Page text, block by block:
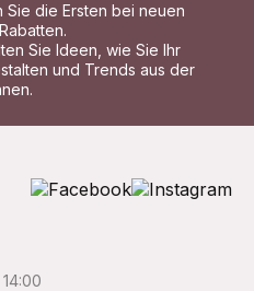
Sie die Ersten bei neuen
Sie Ideen, wie Sie Ihr
und Trends aus der